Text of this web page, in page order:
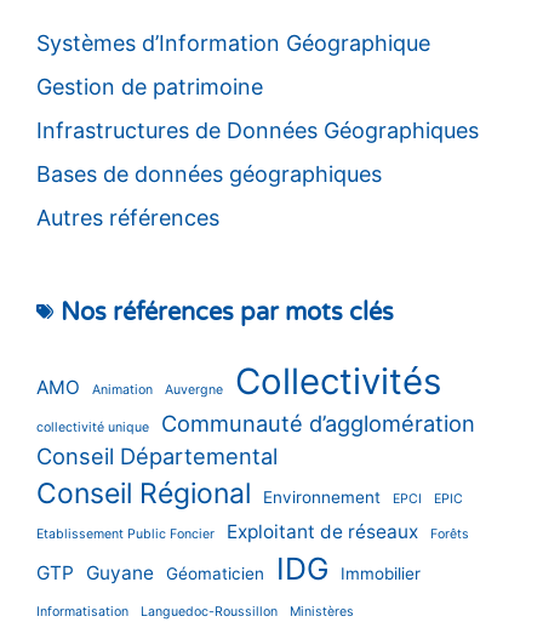
Systèmes d’Information Géographique
Gestion de patrimoine
Infrastructures de Données Géographiques
Bases de données géographiques
Autres références
Nos références par mots clés
AMO Animation Auvergne Collectivités
collectivité unique
Communauté d’agglomération
Conseil Départemental
Conseil Régional Environnement EPCI EPIC
Etablissement Public Foncier Exploitant de réseaux Forêts
GTP Guyane Géomaticien IDG Immobilier
Informatisation Languedoc-Roussillon Ministères